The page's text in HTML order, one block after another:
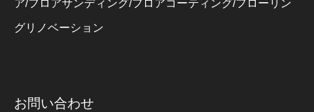
ア/フロアサンディング/フロアコーティング/フローリン
グリノベーション
お問い合わせ